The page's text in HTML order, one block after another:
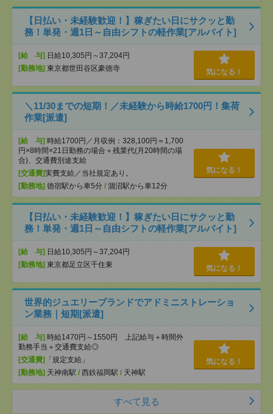
【日払い・未経験歓迎！】稼ぎたい日にサクッと勤
務！単発・週1日～自由シフトの軽作業[アルバイト]
[給 与] 日給10,305円～37,204円
[勤務地] 東京都世田谷区豪徳寺 気になる！
＼11/30までの短期！／未経験から時給1700円！集荷
作業[派遣]
[給 与] 時給1700円／月収例：328,100円＝1,700
円×8時間×21日勤務の場合＋残業代(月20時間の場
合)、交通費別途支給
[交通費]実費支給／当社規定あり。
[勤務地] 徳宿駅から車5分 / 涸沼駅から車12分
気になる！
【日払い・未経験歓迎！】稼ぎたい日にサクッと勤
務！単発・週1日～自由シフトの軽作業[アルバイト]
[給 与] 日給10,305円～37,204円
[勤務地] 東京都足立区千住東 気になる！
世界的ジュエリーブランドでアドミニストレーショ
ン業務｜短期[派遣]
[給 与] 時給1470円～1550円 上記給与＋時間外
勤務手当＋交通費支給◎
[交通費]
「規定支給」
[勤務地] 天神南駅 / 西鉄福岡駅 / 天神駅
気になる！
すべて見る